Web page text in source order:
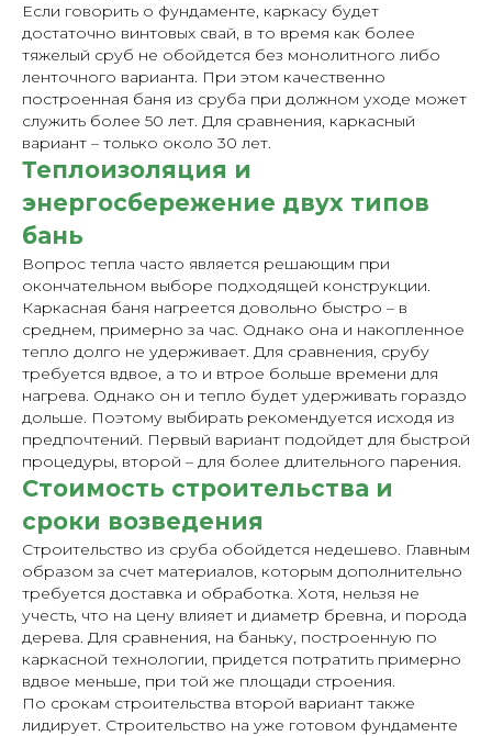
Если говорить о фундаменте, каркасу будет
достаточно винтовых свай, в то время как более
тяжелый сруб не обойдется без монолитного либо
ленточного варианта. При этом качественно
построенная баня из сруба при должном уходе может
служить более 50 лет. Для сравнения, каркасный
вариант – только около 30 лет.
Теплоизоляция и
энергосбережение двух типов
бань
Вопрос тепла часто является решающим при
окончательном выборе подходящей конструкции.
Каркасная баня нагреется довольно быстро – в
среднем, примерно за час. Однако она и накопленное
тепло долго не удерживает. Для сравнения, срубу
требуется вдвое, а то и втрое больше времени для
нагрева. Однако он и тепло будет удерживать гораздо
дольше. Поэтому выбирать рекомендуется исходя из
предпочтений. Первый вариант подойдет для быстрой
процедуры, второй – для более длительного парения.
Стоимость строительства и
сроки возведения
Строительство из сруба обойдется недешево. Главным
образом за счет материалов, которым дополнительно
требуется доставка и обработка. Хотя, нельзя не
учесть, что на цену влияет и диаметр бревна, и порода
дерева. Для сравнения, на баньку, построенную по
каркасной технологии, придется потратить примерно
вдвое меньше, при той же площади строения.
По срокам строительства второй вариант также
лидирует. Строительство на уже готовом фундаменте